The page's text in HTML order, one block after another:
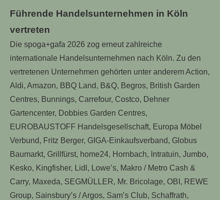
Führende Handelsunternehmen in Köln
vertreten
Die spoga+gafa 2026 zog erneut zahlreiche
internationale Handelsunternehmen nach Köln. Zu den
vertretenen Unternehmen gehörten unter anderem Action,
Aldi, Amazon, BBQ Land, B&Q, Begros, British Garden
Centres, Bunnings, Carrefour, Costco, Dehner
Gartencenter, Dobbies Garden Centres,
EUROBAUSTOFF Handelsgesellschaft, Europa Möbel
Verbund, Fritz Berger, GIGA-Einkaufsverband, Globus
Baumarkt, Grillfürst, home24, Hornbach, Intratuin, Jumbo,
Kesko, Kingfisher, Lidl, Lowe’s, Makro / Metro Cash &
Carry, Maxeda, SEGMÜLLER, Mr. Bricolage, OBI, REWE
Group, Sainsbury’s / Argos, Sam’s Club, Schaffrath,